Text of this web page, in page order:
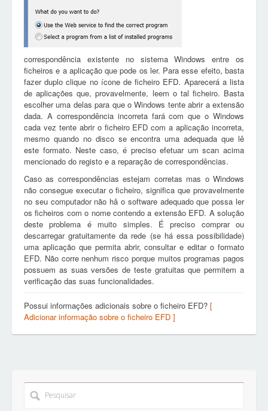
correspondência existente no sistema Windows entre os
ficheiros e a aplicação que pode os ler. Para esse efeito, basta
fazer duplo clique no ícone de ficheiro EFD. Aparecerá a lista
de aplicações que, provavelmente, leem o tal ficheiro. Basta
escolher uma delas para que o Windows tente abrir a extensão
dada. A correspondência incorreta fará com que o Windows
cada vez tente abrir o ficheiro EFD com a aplicação incorreta,
mesmo quando no disco se encontra uma adequada que lê
este formato. Neste caso, é preciso efetuar um scan acima
mencionado do registo e a reparação de correspondências.
Caso as correspondências estejam corretas mas o Windows
não consegue executar o ficheiro, significa que provavelmente
no seu computador não hâ o software adequado que possa ler
os ficheiros com o nome contendo a extensão EFD. A solução
deste problema é muito simples. É preciso comprar ou
descarregar gratuitamente da rede (se há essa possibilidade)
uma aplicação que permita abrir, consultar e editar o formato
EFD. Não corre nenhum risco porque muitos programas pagos
possuem as suas versões de teste gratuitas que permitem a
verificação das suas funcionalidades.
Possui informações adicionais sobre o ficheiro EFD? [
Adicionar informação sobre o ficheiro EFD ]